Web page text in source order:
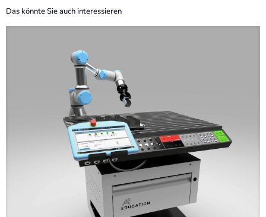
Das könnte Sie auch interessieren